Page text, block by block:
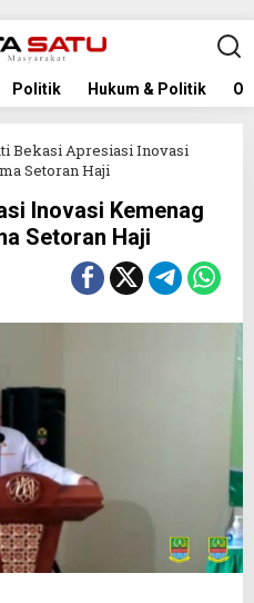
Politik Hukum & Politik
Bekasi Apresiasi Inovasi
Setoran Haji
Inovasi Kemenag
Setoran Haji